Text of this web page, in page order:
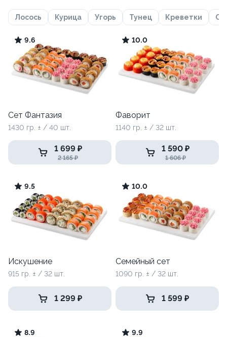
Лосось Курица Угорь Тунец Креветки
9.6
Сет Фантазия
1430 гр. ± / 40 шт.
1 699 ₽
2 165 ₽
10.0
Фаворит
1140 гр. ± / 32 шт.
1 590 ₽
1 606 ₽
9.5
Искушение
915 гр. ± / 32 шт.
1 299 ₽
10.0
Семейный сет
1090 гр. ± / 32 шт.
1 599 ₽
8.9 9.9